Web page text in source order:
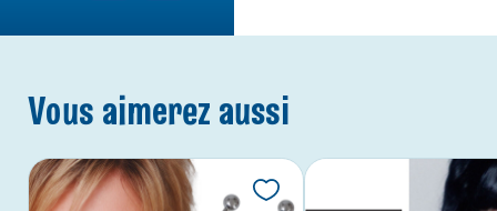
Vous aimerez aussi